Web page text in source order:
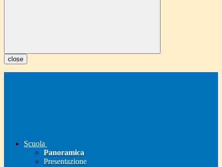
close
Scuola
Panoramica
Presentazione